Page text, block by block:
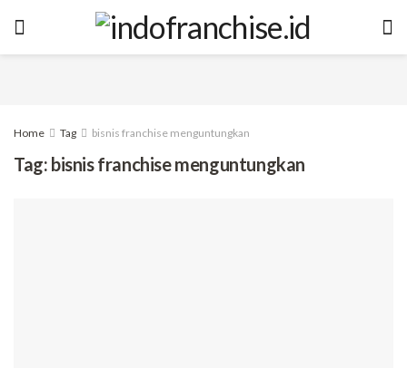
Home Tag bisnis franchise menguntungkan
Tag: bisnis franchise menguntungkan